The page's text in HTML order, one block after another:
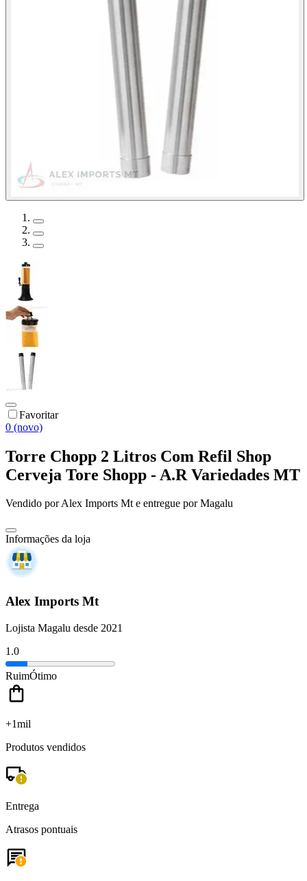
Favoritar
0 (novo)
Torre Chopp 2 Litros Com Refil Shop
Cerveja Tore Shopp - A.R Variedades MT
Vendido porAlex Imports Mte entregue por Magalu
Informações da loja
Alex Imports Mt
Lojista Magalu desde 2021
1.0
RuimÓtimo
+1mil
Produtos vendidos
Entrega
Atrasos pontuais